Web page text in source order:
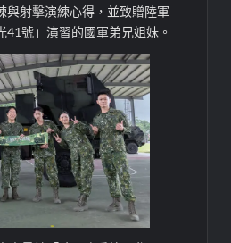
與射擊演練心得，並致贈陸軍
41號」演習的國軍弟兄姐妹。